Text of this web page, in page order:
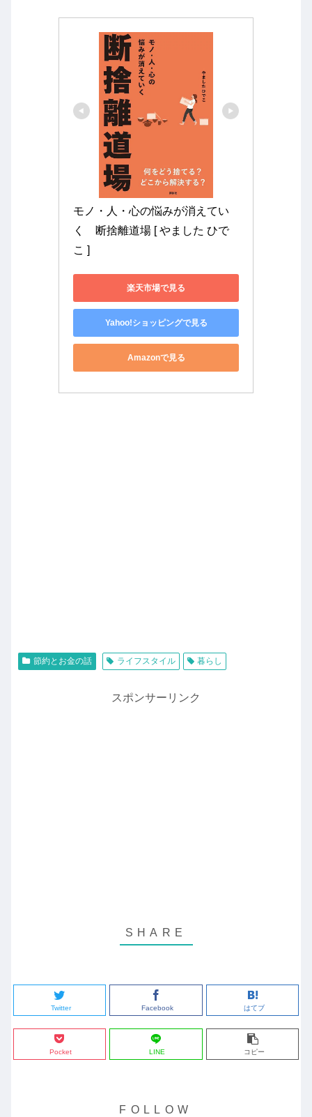
モノ・人・心の悩みが消えてい
く　断捨離道場 [ やました ひで
こ ]
楽天市場で見る
Yahoo!ショッピングで見る
Amazonで見る
節約とお金の話 ライフスタイル 暮らし
スポンサーリンク
Twitter Facebook はてブ
Pocket LINE コピー